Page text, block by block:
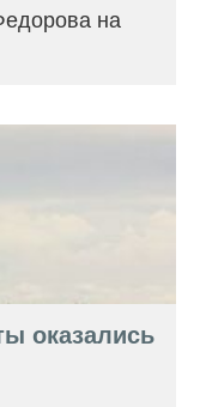
на
оказались